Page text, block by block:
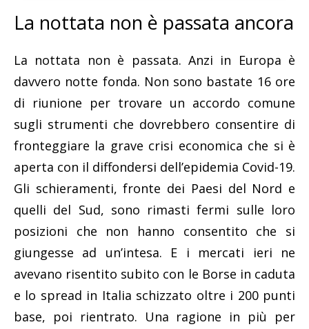
La nottata non è passata ancora
La nottata non è passata. Anzi in Europa è
davvero notte fonda. Non sono bastate 16 ore
di riunione per trovare un accordo comune
sugli strumenti che dovrebbero consentire di
fronteggiare la grave crisi economica che si è
aperta con il diffondersi dell’epidemia Covid-19.
Gli schieramenti, fronte dei Paesi del Nord e
quelli del Sud, sono rimasti fermi sulle loro
posizioni che non hanno consentito che si
giungesse ad un’intesa. E i mercati ieri ne
avevano risentito subito con le Borse in caduta
e lo spread in Italia schizzato oltre i 200 punti
base, poi rientrato. Una ragione in più per